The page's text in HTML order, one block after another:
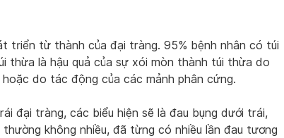
triển từ thành của đại tràng. 95% bệnh nhân có túi
thừa là hậu quả của sự xói mòn thành túi thừa do
do tác động của các mảnh phân cứng.
đại tràng, các biểu hiện sẽ là đau bụng dưới trái,
không nhiều, đã từng có nhiều lần đau tương